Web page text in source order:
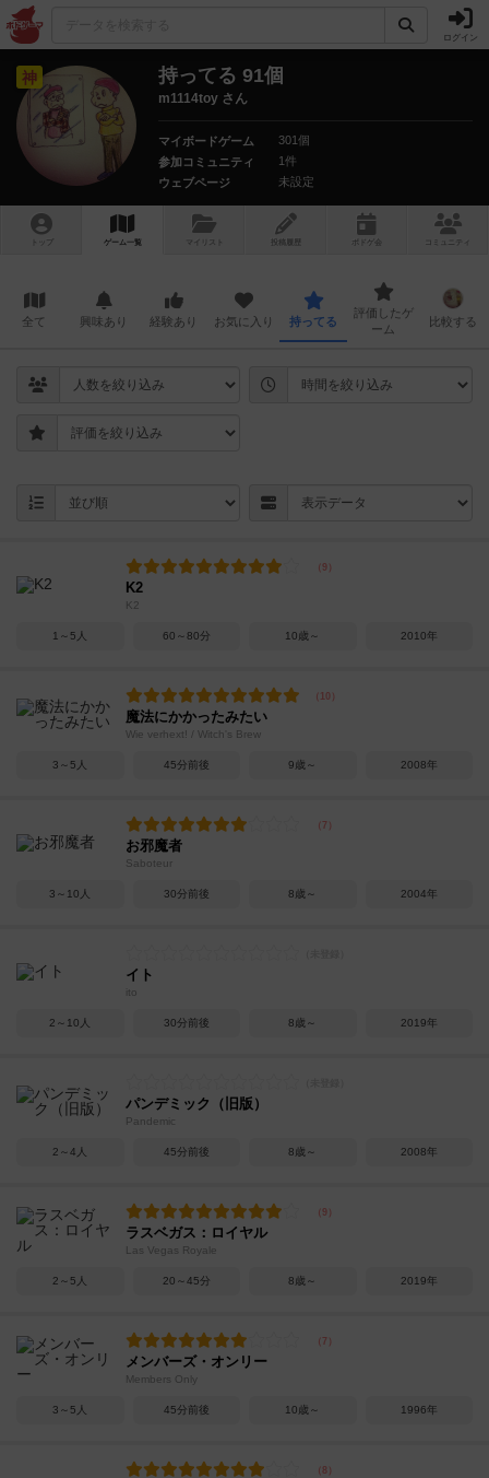
ログイン
神 持ってる 91個
m1114toy さん
マイボードゲーム
301個
参加コミュニティ
1件
ウェブページ
未設定
トップ ゲーム一覧 マイリスト 投稿履歴 ボ ドゲ コミュニティ
全て 興味あり 経験あり お気に入り 持ってる
評価したゲ
ーム
比較する
K2
K2
1～5人 60～80分 10歳～ 2010年
魔法にかかったみたい
Wie verhext! / Witch's Brew
3～5人 45分前後 9歳～ 2008年
お邪魔者
Saboteur
3～10人 30分前後 8歳～ 2004年
イト
ito
2～10人 30分前後 8歳～ 2019年
パンデミック（旧版）
Pandemic
2～4人 45分前後 8歳～ 2008年
ラスベガス：ロイヤル
Las Vegas Royale
2～5人 20～45分 8歳～ 2019年
メンバーズ・オンリー
Members Only
3～5人 45分前後 10歳～ 1996年